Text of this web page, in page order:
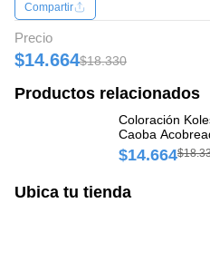
Compartir
Precio
$14.664$18.330
Productos relacionados
Coloración
Caoba
1 und
$14.664
Ubica tu tienda